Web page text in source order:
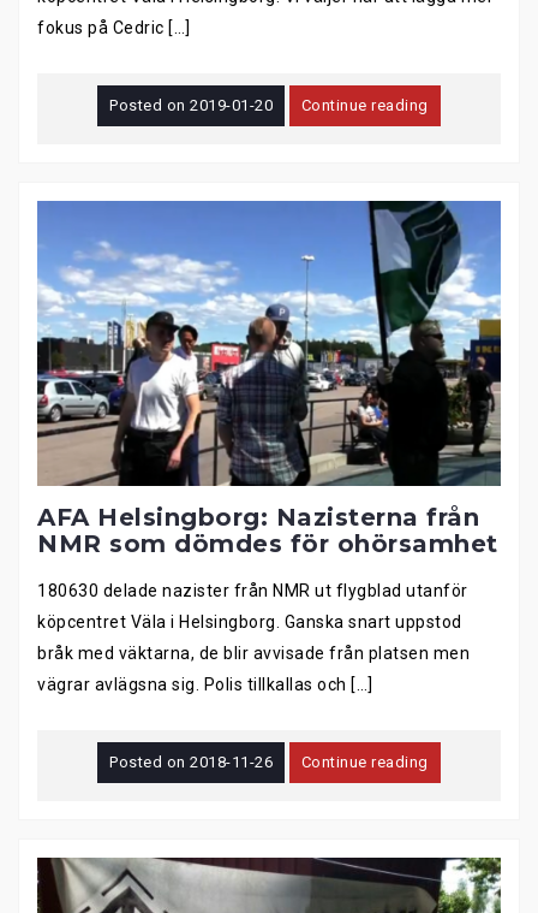
fokus på Cedric […]
Posted on2019-01-20 Continue reading
AFA Helsingborg: Nazisterna från
NMR som dömdes för ohörsamhet
180630 delade nazister från NMR ut flygblad utanför
köpcentret Väla i Helsingborg. Ganska snart uppstod
bråk med väktarna, de blir avvisade från platsen men
vägrar avlägsna sig. Polis tillkallas och […]
Posted on2018-11-26 Continue reading